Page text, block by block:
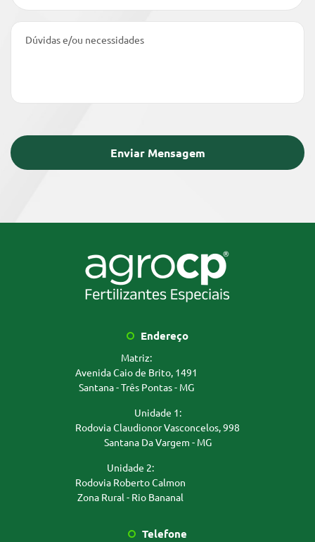
Dúvidas e/ou necessidades
Endereço
Matriz:
Avenida Caio de Brito, 1491
Santana - Três Pontas - MG
Unidade 1:
Rodovia Claudionor Vasconcelos, 998
Santana Da Vargem - MG
Unidade 2:
Rodovia Roberto Calmon
Zona Rural - Rio Bananal
Telefone